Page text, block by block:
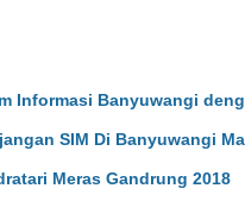
Informasi Banyuwangi
SIM Di Banyuwangi
Meras Gandrung 2018